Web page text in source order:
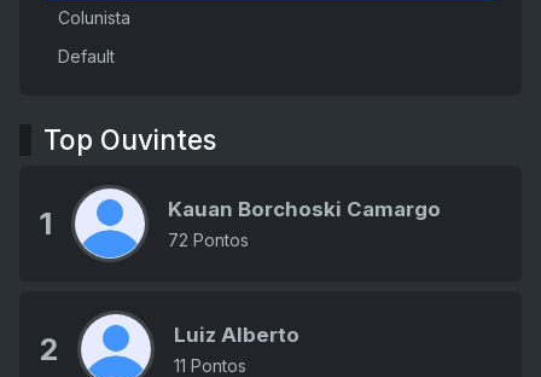
Colunista
Default
Top Ouvintes
1 Kauan Borchoski Camargo
72 Pontos
2 Luiz Alberto
11 Pontos